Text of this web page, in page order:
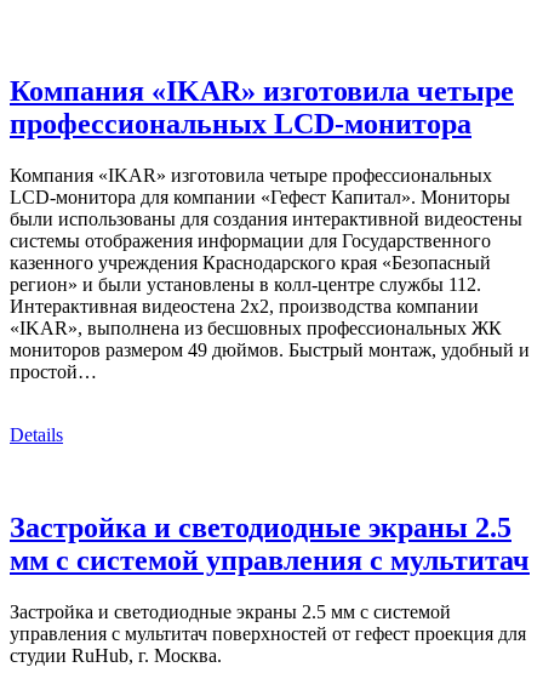
Компания «IKAR» изготовила четыре
профессиональных LCD-монитора
Компания «IKAR» изготовила четыре профессиональных
LCD-монитора для компании «Гефест Капитал». Мониторы
были использованы для создания интерактивной видеостены
системы отображения информации для Государственного
казенного учреждения Краснодарского края «Безопасный
регион» и были установлены в колл-центре службы 112.
Интерактивная видеостена 2х2, производства компании
«IKAR», выполнена из бесшовных профессиональных ЖК
мониторов размером 49 дюймов. Быстрый монтаж, удобный и
простой…
Details
Застройка и светодиодные экраны 2.5
мм с системой управления с мультитач
Застройка и светодиодные экраны 2.5 мм с системой
управления с мультитач поверхностей от гефест проекция для
студии RuHub, г. Москва.